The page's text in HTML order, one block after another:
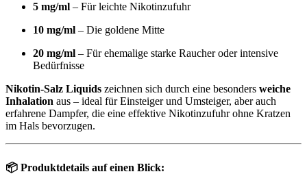
5 mg/ml – Für leichte Nikotinzufuhr
10 mg/ml – Die goldene Mitte
20 mg/ml – Für ehemalige starke Raucher oder intensive
Bedürfnisse
Nikotin-Salz Liquids zeichnen sich durch eine besonders weiche
Inhalation aus – ideal für Einsteiger und Umsteiger, aber auch
erfahrene Dampfer, die eine effektive Nikotinzufuhr ohne Kratzen
im Hals bevorzugen.
📦 Produktdetails auf einen Blick: